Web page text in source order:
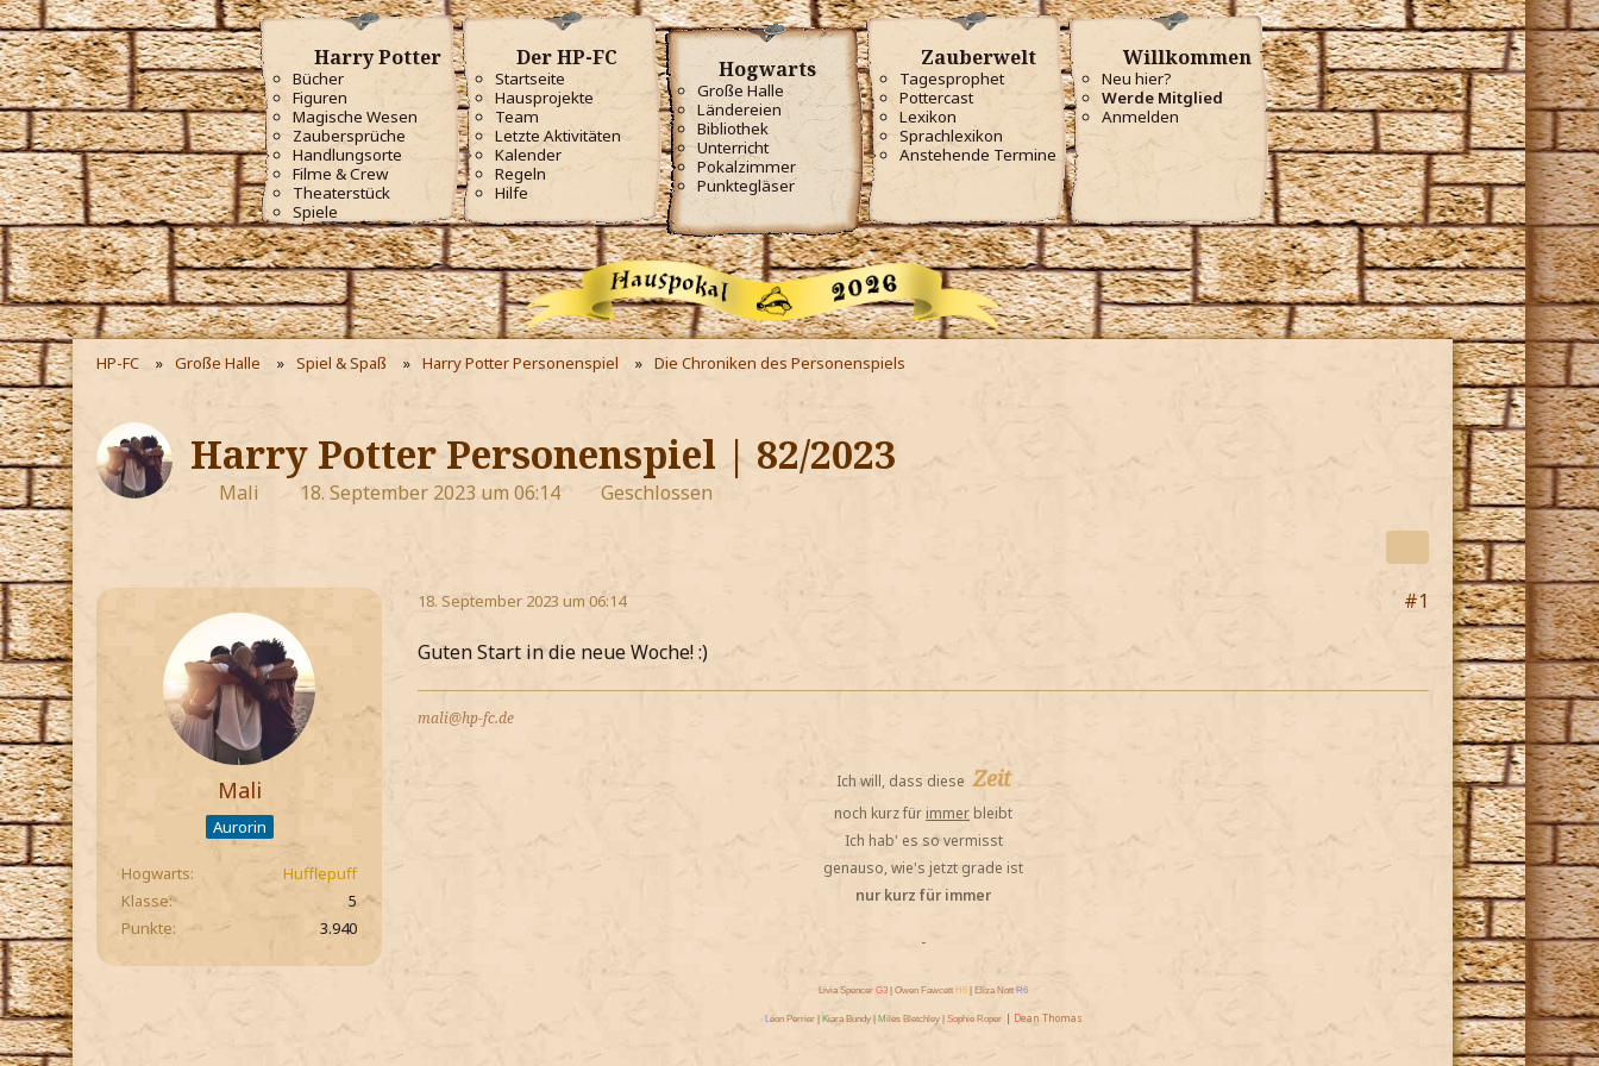
Harry Potter
Bücher
Figuren
Magische Wesen
Zaubersprüche
Handlungsorte
Filme & Crew
Theaterstück
Spiele
Der HP-FC
Startseite
Hausprojekte
Team
Letzte Aktivitäten
Kalender
Regeln
Hilfe
Hogwarts
Große Halle
Ländereien
Bibliothek
Unterricht
Pokalzimmer
Punktegläser
Zauberwelt
Tagesprophet
Pottercast
Lexikon
Sprachlexikon
Anstehende Termine
Willkommen
Neu hier?
Werde Mitglied
Anmelden
HP-FC Große Halle Spiel & Spaß Harry Potter Personenspiel Die Chroniken des Personenspiels
Harry Potter Personenspiel | 82/2023
Mali 18. September 2023 um 06:14 Geschlossen
Mali
Aurorin
Hogwarts
Hufflepuff
Klasse
5
Punkte
3.940
18. September 2023 um 06:14
#1
Guten Start in die neue Woche! :)
mali@hp-fc.de
Ich will, dass diese Zeit
noch kurz für immer bleibt
Ich hab' es so vermisst
genauso, wie's jetzt grade ist
nur kurz für immer
-
Livia Spencer G3 | Owen Fawcett H6 | Eliza Nott R6
L éon Perrier| Kiara Bundy| Miles Bletchley| Sophie Roper | Dean Thomas